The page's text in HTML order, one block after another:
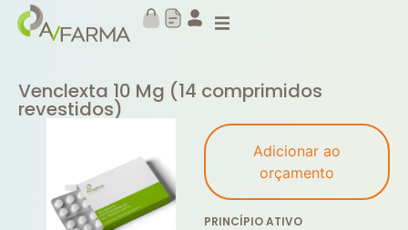
Venclexta 10 Mg (14 comprimidos
revestidos)
Adicionar ao
orçamento
PRINCÍPIO ATIVO